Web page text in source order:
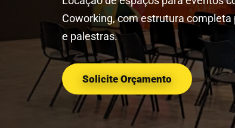
Coworking, com estrutura
e palestras.
Solicite Orçamento